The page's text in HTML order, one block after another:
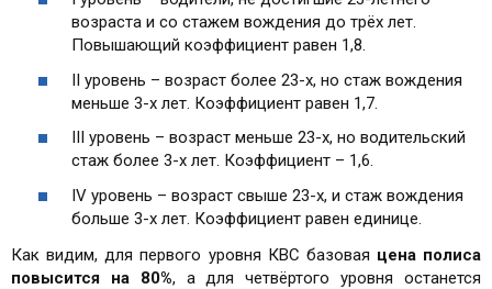
возраста и со стажем вождения до трёх лет.
Повышающий коэффициент равен 1,8.
II уровень – возраст более 23-х, но стаж вождения
меньше 3-х лет. Коэффициент равен 1,7.
III уровень – возраст меньше 23-х, но водительский
стаж более 3-х лет. Коэффициент – 1,6.
IV уровень – возраст свыше 23-х, и стаж вождения
больше 3-х лет. Коэффициент равен единице.
Как видим, для первого уровня КВС базовая цена полиса
повысится на 80%, а для четвёртого уровня останется